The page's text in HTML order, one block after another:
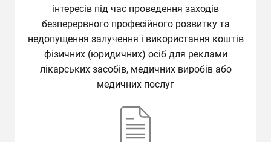
інтересів під час проведення заходів
безперервного професійного розвитку та
недопущення залучення і використання коштів
фізичних (юридичних) осіб для реклами
лікарських засобів, медичних виробів або
медичних послуг